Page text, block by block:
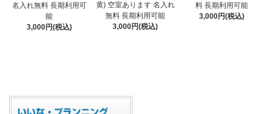
名入れ無料 長期利用可
能
3,000円(税込)
黄) 空室あります 名入れ
無料 長期利用可能
3,000円(税込)
料 長期利用可能
3,000円(税込)